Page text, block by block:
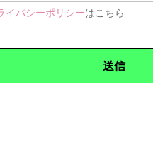
イバシーポリシーはこちら
送信